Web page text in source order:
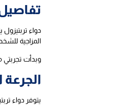
دواء تربتيزول
المزاجية
وبدأت تجربتي
الجرعة
يتوفر دواء